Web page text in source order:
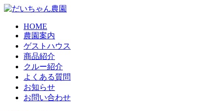
HOME
農園案内
ゲストハウス
商品紹介
クルー紹介
よくある質問
お知らせ
お問い合わせ